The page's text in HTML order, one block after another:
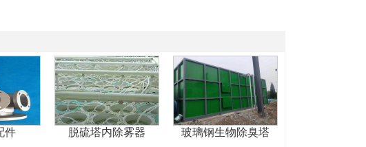
件 脱硫塔内除雾器 玻璃钢生物除臭塔